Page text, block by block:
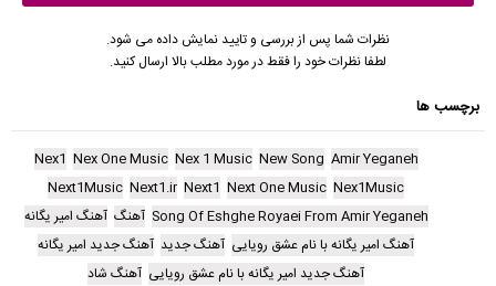
نظرات شما پس از بررسی و تایید نمایش داده می شود.
لطفا نظرات خود را فقط در مورد مطلب بالا ارسال کنید.
برچسب ها
Amir Yeganeh
New Song
Nex 1 Music
Nex One Music
Nex1
Nex1Music
Next One Music
Next1
Next1.ir
Next1Music
Song Of Eshghe Royaei From Amir Yeganeh آهنگ آهنگ امیر یگانه
آهنگ امیر یگانه با نام عشق رویایی آهنگ جدید آهنگ جدید امیر یگانه
آهنگ جدید امیر یگانه با نام عشق رویایی آهنگ شاد